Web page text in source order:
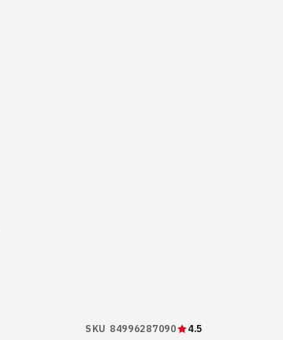
SKU 84996287090 4.5